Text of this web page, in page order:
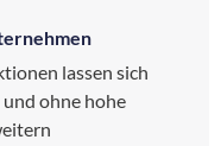
lassen sich
ohne hohe